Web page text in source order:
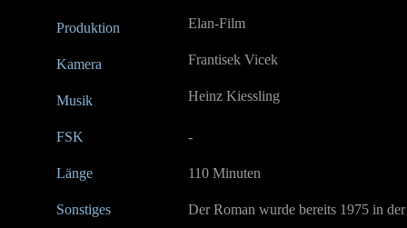
Produktion Elan-Film
Kamera Frantisek Vicek
Musik Heinz Kiessling
FSK -
Länge 110 Minuten
Sonstiges Der Roman wurde bereits 1975 in